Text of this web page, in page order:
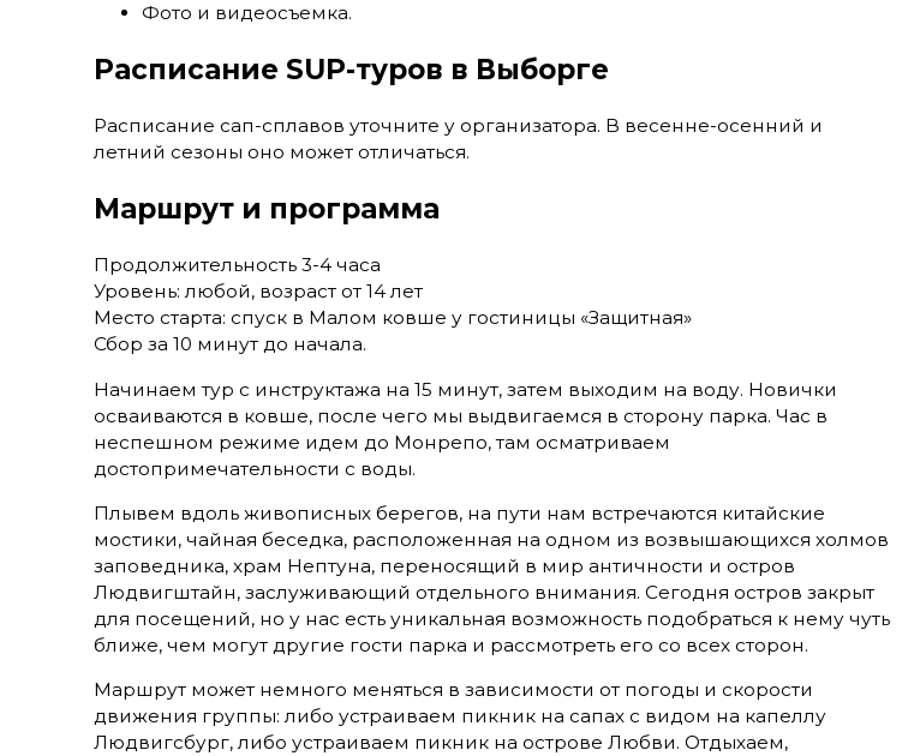
Фото и видеосъемка.
Расписание SUP-туров в Выборге
Расписание сап-сплавов уточните у организатора. В весенне-осенний и
летний сезоны оно может отличаться.
Маршрут и программа
Продолжительность 3-4 часа
Уровень: любой, возраст от 14 лет
Место старта: спуск в Малом ковше у гостиницы «Защитная»
Сбор за 10 минут до начала.
Начинаем тур с инструктажа на 15 минут, затем выходим на воду. Новички
осваиваются в ковше, после чего мы выдвигаемся в сторону парка. Час в
неспешном режиме идем до Монрепо, там осматриваем
достопримечательности с воды.
Плывем вдоль живописных берегов, на пути нам встречаются китайские
мостики, чайная беседка, расположенная на одном из возвышающихся холмов
заповедника, храм Нептуна, переносящий в мир античности и остров
Людвигштайн, заслуживающий отдельного внимания. Сегодня остров закрыт
для посещений, но у нас есть уникальная возможность подобраться к нему чуть
ближе, чем могут другие гости парка и рассмотреть его со всех сторон.
Маршрут может немного меняться в зависимости от погоды и скорости
движения группы: либо устраиваем пикник на сапах с видом на капеллу
Людвигсбург, либо устраиваем пикник на острове Любви. Отдыхаем,